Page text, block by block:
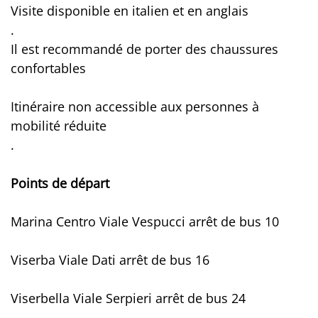
Visite disponible en italien et en anglais
.
Il est recommandé de porter des chaussures
confortables
Itinéraire non accessible aux personnes à
mobilité réduite
.
Points de départ
Marina Centro Viale Vespucci arrêt de bus 10
Viserba Viale Dati arrêt de bus 16
Viserbella Viale Serpieri arrêt de bus 24